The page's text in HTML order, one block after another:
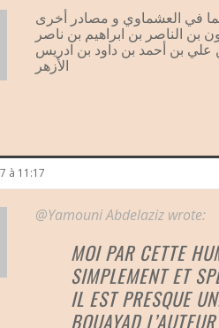
في العشماوي و مصادر أخرى
بن الناصر بن ابراهيم بن ناصر
بن أحمد بن داود بن ادريس
الأزهر
à 11:17
@Yamouni Abdelaziz wrote:
MOI PAR CETTE
SIMPLEMENT ET
IL EST PRESQUE
BOUAYAD